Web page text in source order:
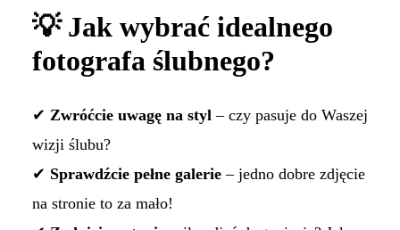
💡 Jak wybrać idealnego
fotografa ślubnego?
✔ Zwróćcie uwagę na styl– czy pasuje do Waszej
wizji ślubu?
✔ Sprawdźcie pełne galerie– jedno dobre zdjęcie
na stronie to za mało!